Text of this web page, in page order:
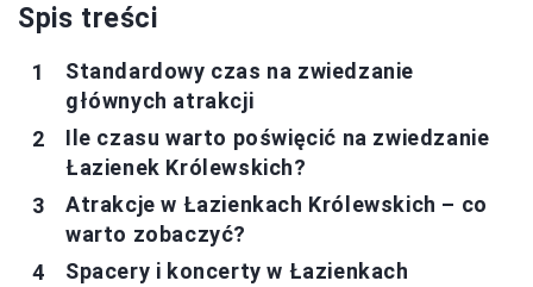
Spis treści
Standardowy czas na zwiedzanie
głównych atrakcji
Ile czasu warto poświęcić na zwiedzanie
Łazienek Królewskich?
Atrakcje w Łazienkach Królewskich – co
warto zobaczyć?
Spacery i koncerty w Łazienkach